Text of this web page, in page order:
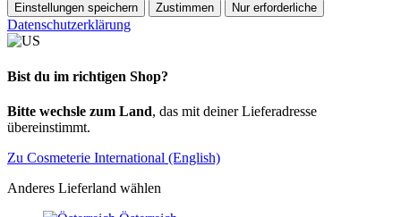
Einstellungen speichern Zustimmen Nur erforderliche
Datenschutzerklärung
Bist du im richtigen Shop?
Bitte wechsle zum Land, das mit deiner Lieferadresse
übereinstimmt.
Zu Cosmeterie International (English)
Anderes Lieferland wählen